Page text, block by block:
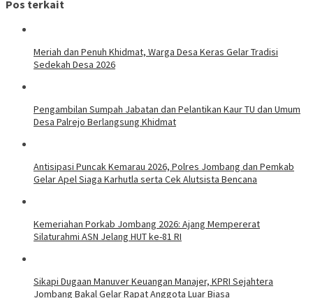
Pos terkait
Meriah dan Penuh Khidmat, Warga Desa Keras Gelar Tradisi
Sedekah Desa 2026
Pengambilan Sumpah Jabatan dan Pelantikan Kaur TU dan Umum
Desa Palrejo Berlangsung Khidmat
Antisipasi Puncak Kemarau 2026, Polres Jombang dan Pemkab
Gelar Apel Siaga Karhutla serta Cek Alutsista Bencana
Kemeriahan Porkab Jombang 2026: Ajang Mempererat
Silaturahmi ASN Jelang HUT ke-81 RI
Sikapi Dugaan Manuver Keuangan Manajer, KPRI Sejahtera
Jombang Bakal Gelar Rapat Anggota Luar Biasa